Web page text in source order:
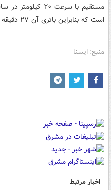
است که بنابراین باتری آن ۲۷ دقیقه دوام خواهد آورد.
منبع: ایسنا
اخبار مرتبط